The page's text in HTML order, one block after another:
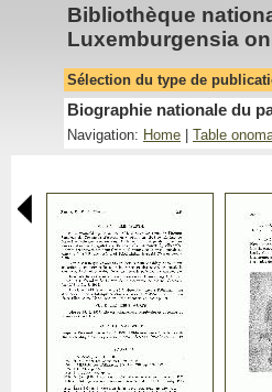
Bibliothèque
Luxemburgensia
Sélection du type de
Biographie nationale du
Navigation: Home Table